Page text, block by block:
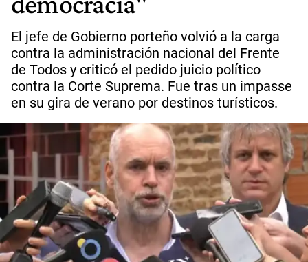
El jefe de Gobierno porteño volvió a la carga
contra la administración nacional del Frente
de Todos y criticó el pedido juicio político
contra la Corte Suprema. Fue tras un impasse
en su gira de verano por destinos turísticos.